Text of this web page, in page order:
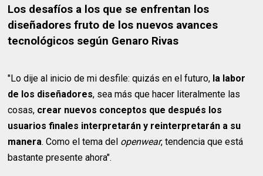
Los desafíos a los que se enfrentan los
diseñadores fruto de los nuevos avances
tecnológicos según Genaro Rivas
"Lo dije al inicio de mi desfile: quizás en el futuro, la labor
de los diseñadores, sea más que hacer literalmente las
cosas, crear nuevos conceptos que después los
usuarios finales interpretarán y reinterpretarán a su
manera. Como el tema del openwear, tendencia que está
bastante presente ahora".